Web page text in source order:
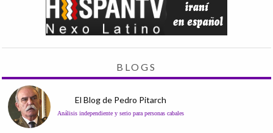
BLOGS
El Blog de Pedro Pitarch
Análisis independiente y serio para personas cabales